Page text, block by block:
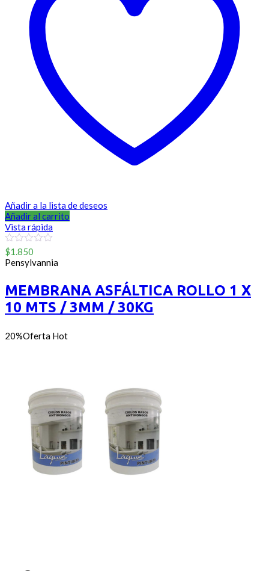
Añadir a la lista de deseos
Añadir al carrito
Vista rápida
0
out
of
$1.850
Pensylvannia
MEMBRANA ASFÁLTICA ROLLO 1 X
10 MTS / 3MM / 30KG
20%Oferta Hot